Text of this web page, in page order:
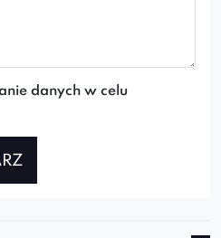
danych w celu